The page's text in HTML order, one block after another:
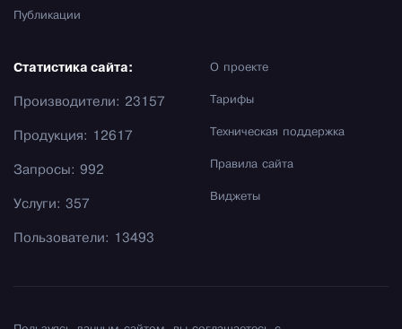
Публикации
О проекте
Тарифы
Техническая поддержка
Правила сайта
Виджеты
Статистика сайта:
Производители: 23157
Продукция: 12617
Запросы: 992
Услуги: 357
Пользователи: 13493